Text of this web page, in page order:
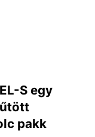
S egy
pakk